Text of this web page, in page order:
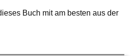
Buch mit am besten aus der